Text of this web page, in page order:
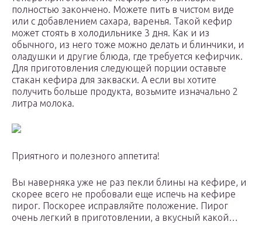
полностью закончено. Можете пить в чистом виде
или с добавлением сахара, варенья. Такой кефир
может стоять в холодильнике 3 дня. Как и из
обычного, из него тоже можно делать и блинчики, и
оладушки и другие блюда, где требуется кефирчик.
Для приготовления следующей порции оставьте
стакан кефира для закваски. А если вы хотите
получить больше продукта, возьмите изначально 2
литра молока.
Приятного и полезного аппетита!
Вы наверняка уже не раз пекли блины на кефире, и
скорее всего не пробовали еще испечь на кефире
пирог. Поскорее исправляйте положение. Пирог
очень легкий в приготовлении, а вкусный какой…